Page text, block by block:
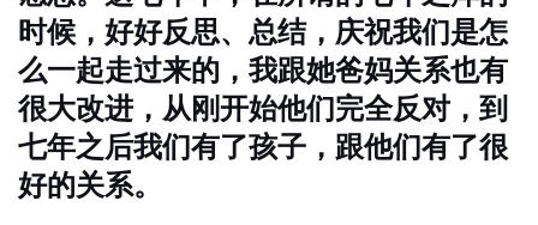
时候，好好反思、总结，庆祝我们是怎
么一起走过来的，我跟她爸妈关系也有
很大改进，从刚开始他们完全反对，到
七年之后我们有了孩子，跟他们有了很
好的关系。